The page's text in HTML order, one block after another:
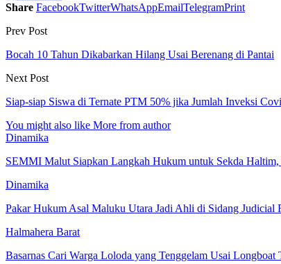
Share FacebookTwitterWhatsAppEmailTelegramPrint
Prev Post
Bocah 10 Tahun Dikabarkan Hilang Usai Berenang di Pantai
Next Post
Siap-siap Siswa di Ternate PTM 50% jika Jumlah Inveksi
You might also like More from author
Dinamika
SEMMI Malut Siapkan Langkah Hukum untuk Sekda
Dinamika
Pakar Hukum Asal Maluku Utara Jadi Ahli di Sidang
Halmahera Barat
Basarnas Cari Warga Loloda yang Tenggelam Usai Longboat